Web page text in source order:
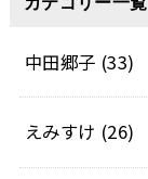
中田郷子 (33)
えみすけ (26)